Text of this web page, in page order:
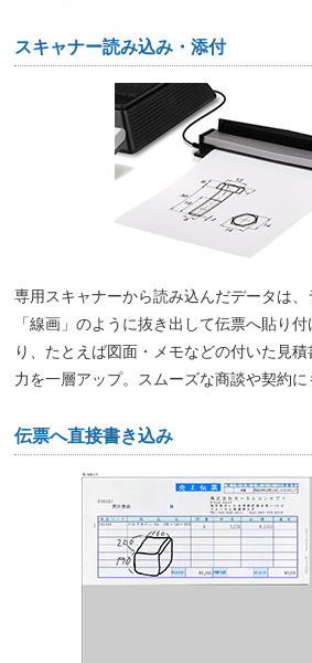
スキャナー読み込み・添付
専用スキャナーから読み込んだデータは
「線画」のように抜き出して伝票へ貼り
り、たとえば図面・メモなどの付いた見
力を一層アップ。スムーズな商談や契約に
伝票へ直接書き込み